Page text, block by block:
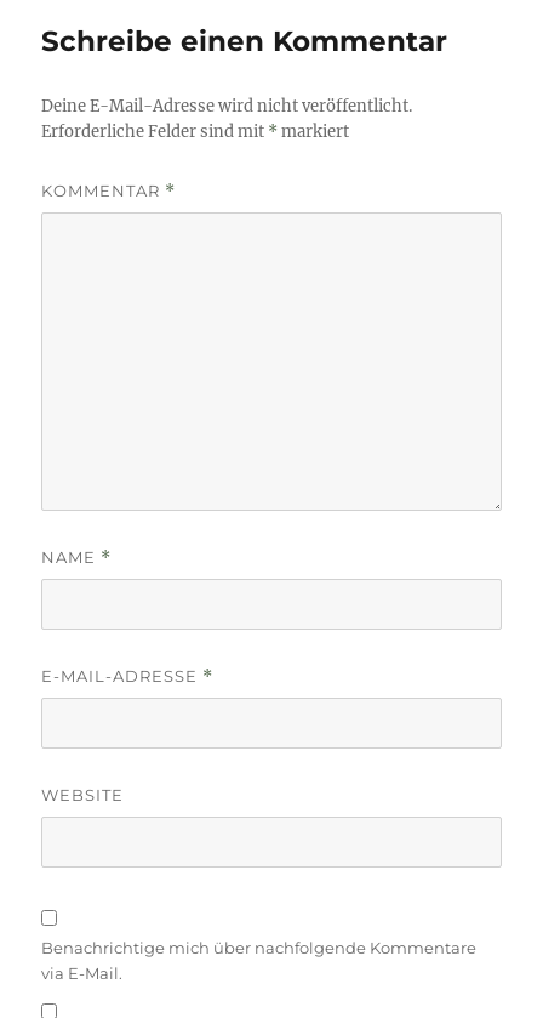
Schreibe einen Kommentar
Deine E-Mail-Adresse wird nicht veröffentlicht.
Erforderliche Felder sind mit *markiert
KOMMENTAR *
NAME *
E-MAIL-ADRESSE *
WEBSITE
Benachrichtige mich über nachfolgende Kommentare
via E-Mail.